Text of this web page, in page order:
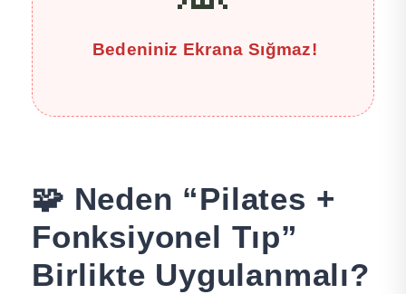
Bedeniniz Ekrana Sığmaz!
🧩 Neden “Pilates +
Fonksiyonel Tıp”
Birlikte Uygulanmalı?